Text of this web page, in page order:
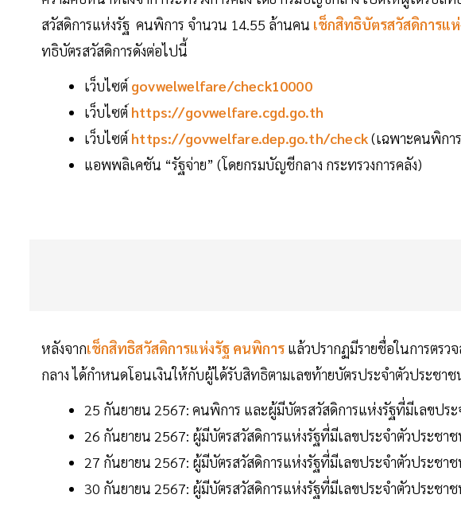
สวัสดิการแห่งรัฐ คนพิการ จำนวน 14.55 ล้านคน เช็กสิทธิบัตรสวัสดิการแ
ทธิบัตรสวัสดิการดังต่อไปนี้
เว็บไซต์ govwelwelfare/check10000
เว็บไซต์ https://govwelfare.cgd.go.th
เว็บไซต์ https://govwelfare.dep.go.th/check(เฉพาะคนพิกา
แอพพลิเคชัน “รัฐจ่าย” (โดยกรมบัญชีกลาง กระทรวงการคลัง)
หลังจากเช็กสิทธิสวัสดิการแห่งรัฐ คนพิการ แล้วปรากฏมีรายชื่อในการตรว
กลาง ได้กำหนดโอนเงินให้กับผู้ได้รับสิทธิตามเลขท้ายบัตรประจำตัวประชาช
25 กันยายน 2567: คนพิการ และผู้มีบัตรสวัสดิการแห่งรัฐที่มีเลขปร
26 กันยายน 2567: ผู้มีบัตรสวัสดิการแห่งรัฐที่มีเลขประจำตัวประชา
27 กันยายน 2567: ผู้มีบัตรสวัสดิการแห่งรัฐที่มีเลขประจำตัวประชา
30 กันยายน 2567: ผู้มีบัตรสวัสดิการแห่งรัฐที่มีเลขประจำตัวประชา